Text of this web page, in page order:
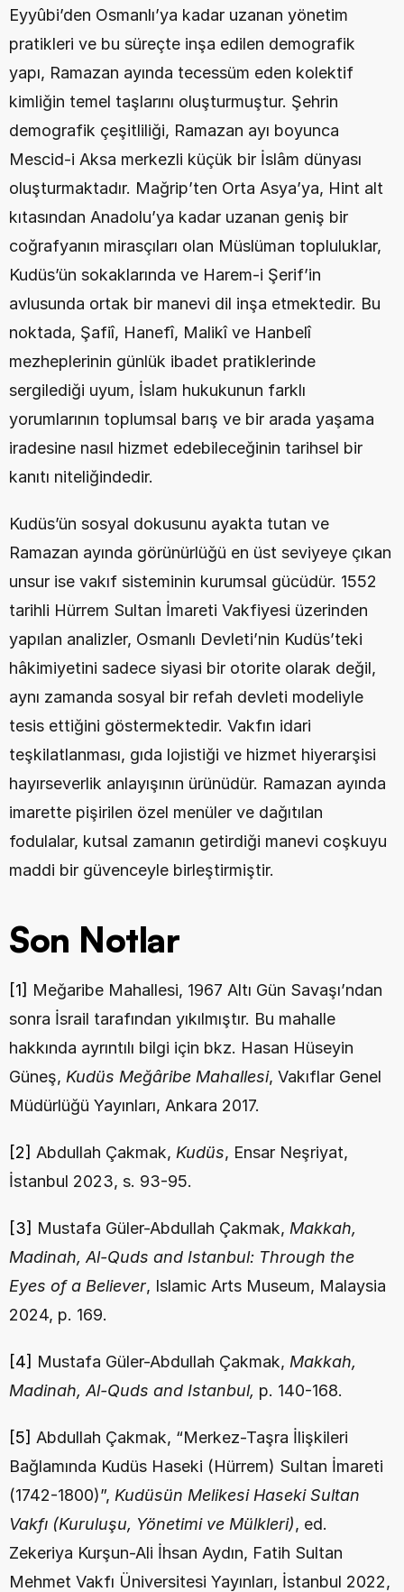
Eyyûbi’den Osmanlı’ya kadar uzanan yönetim
pratikleri ve bu süreçte inşa edilen demografik
yapı, Ramazan ayında tecessüm eden kolektif
kimliğin temel taşlarını oluşturmuştur. Şehrin
demografik çeşitliliği, Ramazan ayı boyunca
Mescid-i Aksa merkezli küçük bir İslâm dünyası
oluşturmaktadır. Mağrip’ten Orta Asya’ya, Hint alt
kıtasından Anadolu’ya kadar uzanan geniş bir
coğrafyanın mirasçıları olan Müslüman topluluklar,
Kudüs’ün sokaklarında ve Harem-i Şerif’in
avlusunda ortak bir manevi dil inşa etmektedir. Bu
noktada, Şafiî, Hanefî, Malikî ve Hanbelî
mezheplerinin günlük ibadet pratiklerinde
sergilediği uyum, İslam hukukunun farklı
yorumlarının toplumsal barış ve bir arada yaşama
iradesine nasıl hizmet edebileceğinin tarihsel bir
kanıtı niteliğindedir.
Kudüs’ün sosyal dokusunu ayakta tutan ve
Ramazan ayında görünürlüğü en üst seviyeye çıkan
unsur ise vakıf sisteminin kurumsal gücüdür. 1552
tarihli Hürrem Sultan İmareti Vakfiyesi üzerinden
yapılan analizler, Osmanlı Devleti’nin Kudüs’teki
hâkimiyetini sadece siyasi bir otorite olarak değil,
aynı zamanda sosyal bir refah devleti modeliyle
tesis ettiğini göstermektedir. Vakfın idari
teşkilatlanması, gıda lojistiği ve hizmet hiyerarşisi
hayırseverlik anlayışının ürünüdür. Ramazan ayında
imarette pişirilen özel menüler ve dağıtılan
fodulalar, kutsal zamanın getirdiği manevi coşkuyu
maddi bir güvenceyle birleştirmiştir.
Son Notlar
[1] Meğaribe Mahallesi, 1967 Altı Gün Savaşı’ndan
sonra İsrail tarafından yıkılmıştır. Bu mahalle
hakkında ayrıntılı bilgi için bkz. Hasan Hüseyin
Güneş, Kudüs Meğâribe Mahallesi, Vakıflar Genel
Müdürlüğü Yayınları, Ankara 2017.
[2] Abdullah Çakmak, Kudüs, Ensar Neşriyat,
İstanbul 2023, s. 93-95.
[3] Mustafa Güler-Abdullah Çakmak, Makkah,
Madinah, Al-Quds and Istanbul: Through the
Eyes of a Believer, Islamic Arts Museum, Malaysia
2024, p. 169.
[4] Mustafa Güler-Abdullah Çakmak, Makkah,
Madinah, Al-Quds and Istanbul, p. 140-168.
[5] Abdullah Çakmak, “Merkez-Taşra İlişkileri
Bağlamında Kudüs Haseki (Hürrem) Sultan İmareti
(1742-1800)”, Kudüsün Melikesi Haseki Sultan
Vakfı (Kuruluşu, Yönetimi ve Mülkleri), ed.
Zekeriya Kurşun-Ali İhsan Aydın, Fatih Sultan
Mehmet Vakfı Üniversitesi Yayınları, İstanbul 2022,